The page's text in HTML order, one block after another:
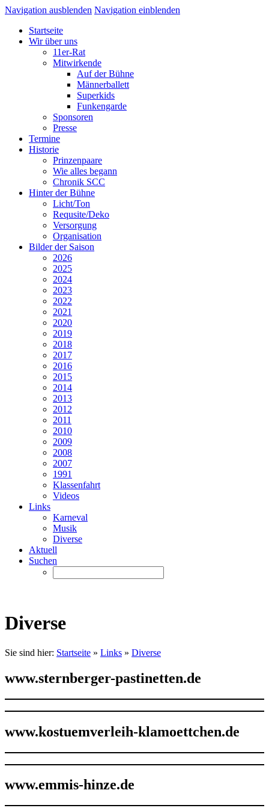
Navigation ausblenden Navigation einblenden
Startseite
Wir über uns
11er-Rat
Mitwirkende
Auf der Bühne
Männerballett
Superkids
Funkengarde
Sponsoren
Presse
Termine
Historie
Prinzenpaare
Wie alles begann
Chronik SCC
Hinter der Bühne
Licht/Ton
Requsite/Deko
Versorgung
Organisation
Bilder der Saison
2026
2025
2024
2023
2022
2021
2020
2019
2018
2017
2016
2015
2014
2013
2012
2011
2010
2009
2008
2007
1991
Klassenfahrt
Videos
Links
Karneval
Musik
Diverse
Aktuell
Suchen
Diverse
Sie sind hier: Startseite » Links » Diverse
www.sternberger-pastinetten.de
www.kostuemverleih-klamoettchen.de
www.emmis-hinze.de